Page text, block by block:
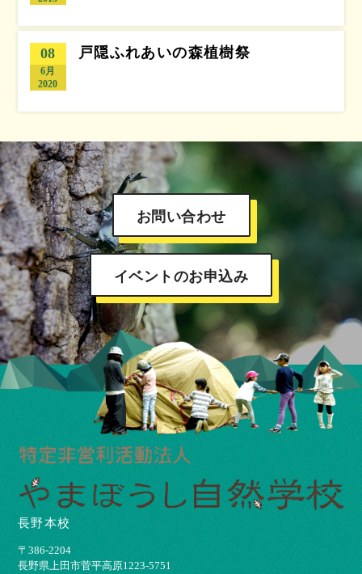
08
6月
2020
戸隠ふれあいの森植樹祭
お問い合わせ
イベントのお申込み
長野本校
〒386-2204
⻑野県上⽥市菅平⾼原1223-5751